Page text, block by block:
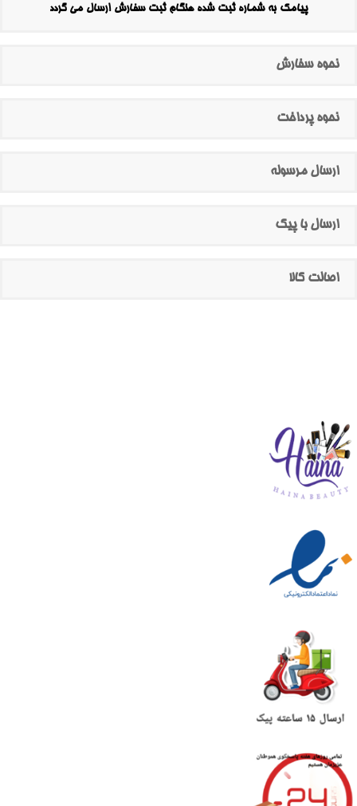
پیامک به شماره ثبت شده هنگام ثبت سفارش ارسال می گردد
نحوه سفارش
نحوه پرداخت
ارسال مرسوله
ارسال با پیک
اصالت کالا